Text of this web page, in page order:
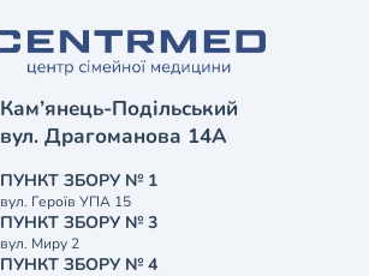
Кам’янець-Подільський
вул. Драгоманова 14А
ПУНКТ ЗБОРУ № 1
вул. Героїв УПА 15
ПУНКТ ЗБОРУ № 3
вул. Миру 2
ПУНКТ ЗБОРУ № 4